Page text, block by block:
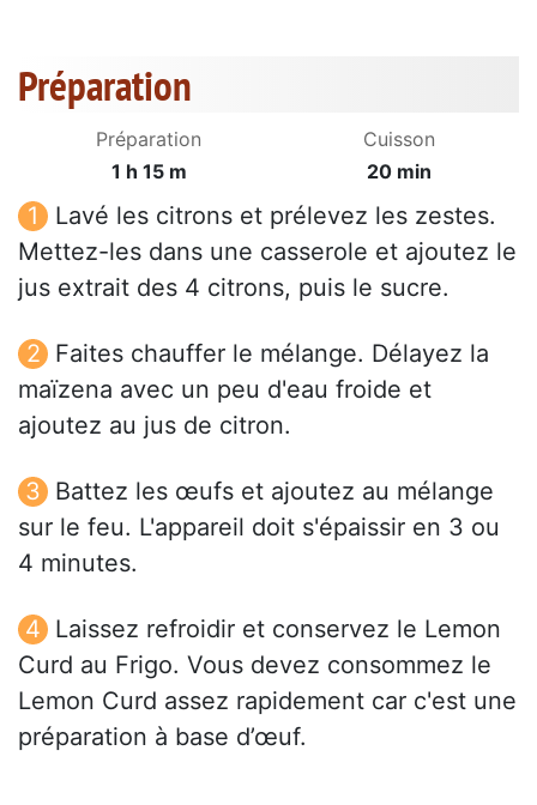
Préparation
Préparation
1 h 15 m
Cuisson
20 min
Lavé les citrons et prélevez les zestes.
Mettez-les dans une casserole et ajoutez le
jus extrait des 4 citrons, puis le sucre.
Faites chauffer le mélange. Délayez la
maïzena avec un peu d'eau froide et
ajoutez au jus de citron.
Battez les œufs et ajoutez au mélange
sur le feu. L'appareil doit s'épaissir en 3 ou
4 minutes.
Laissez refroidir et conservez le Lemon
Curd au Frigo. Vous devez consommez le
Lemon Curd assez rapidement car c'est une
préparation à base d’œuf.